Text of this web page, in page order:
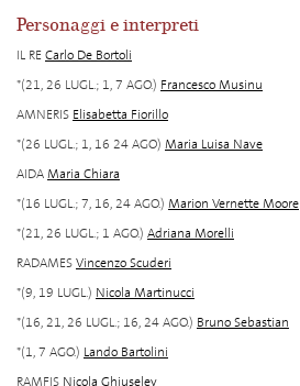
Personaggi e interpreti
IL RECarlo De Bortoli
*(21, 26 LUGL.; 1, 7 AGO.) Francesco Musinu
AMNERIS Elisabetta Fiorillo
*(26 LUGL.; 1, 16 24 AGO) Maria Luisa Nave
AIDAMaria Chiara
*(16 LUGL.; 7, 16, 24 AGO.) Marion Vernette Moore
*(21, 26 LUGL.; 1 AGO.) Adriana Morelli
RADAMESVincenzo Scuderi
*(9, 19 LUGL.) Nicola Martinucci
*(16, 21, 26 LUGL.; 16, 24 AGO.) Bruno Sebastian
*(1, 7 AGO.) Lando Bartolini
RAMFIS Nicola Ghiuselev